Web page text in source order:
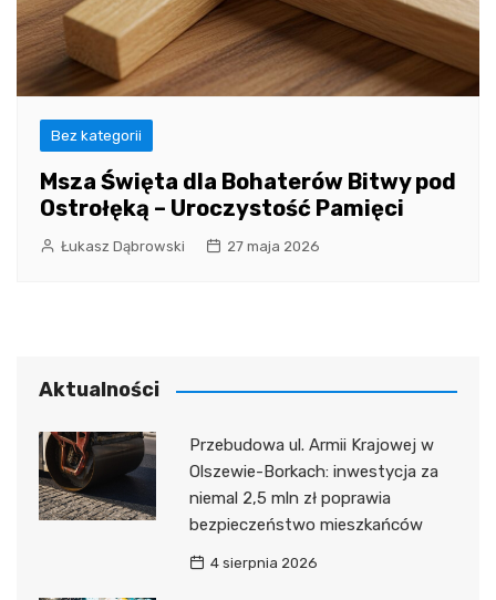
Bez kategorii
Msza Święta dla Bohaterów Bitwy pod
Ostrołęką – Uroczystość Pamięci
Łukasz Dąbrowski 27 maja 2026
Aktualności
Przebudowa ul. Armii Krajowej w
Olszewie-Borkach: inwestycja za
niemal 2,5 mln zł poprawia
bezpieczeństwo mieszkańców
4 sierpnia 2026